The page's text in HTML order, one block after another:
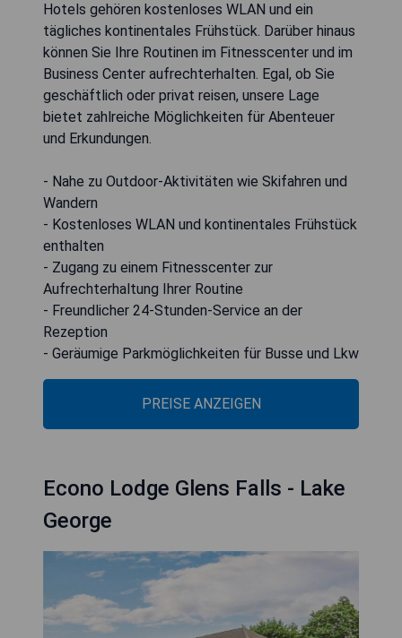
Hotels gehören kostenloses WLAN und ein
tägliches kontinentales Frühstück. Darüber hinaus
können Sie Ihre Routinen im Fitnesscenter und im
Business Center aufrechterhalten. Egal, ob Sie
geschäftlich oder privat reisen, unsere Lage
bietet zahlreiche Möglichkeiten für Abenteuer
und Erkundungen.
- Nahe zu Outdoor-Aktivitäten wie Skifahren und
Wandern
- Kostenloses WLAN und kontinentales Frühstück
enthalten
- Zugang zu einem Fitnesscenter zur
Aufrechterhaltung Ihrer Routine
- Freundlicher 24-Stunden-Service an der
Rezeption
- Geräumige Parkmöglichkeiten für Busse und Lkw
PREISE ANZEIGEN
Econo Lodge Glens Falls - Lake
George